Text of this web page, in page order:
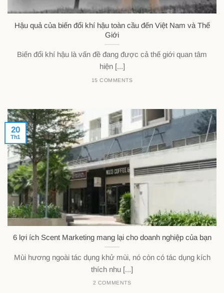
Hậu quả của biến đổi khí hậu toàn cầu đến Việt Nam và Thế
Giới
Biến đổi khí hậu là vấn đề đang được cả thế giới quan tâm
hiện [...]
15 COMMENTS
6 lợi ích Scent Marketing mang lại cho doanh nghiệp của bạn
Mùi hương ngoài tác dụng khử mùi, nó còn có tác dụng kích
thích nhu [...]
2 COMMENTS
20
Th1